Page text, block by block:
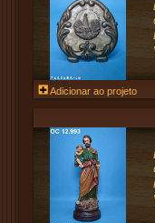
Adicionar ao projeto